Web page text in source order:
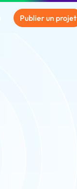
Publier un projet